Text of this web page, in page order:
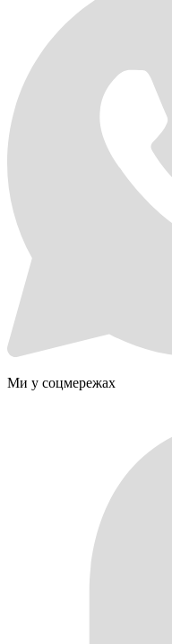
Ми у соцмережах